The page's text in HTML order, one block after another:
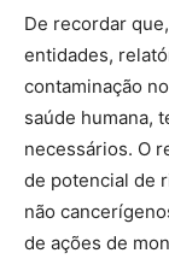
De recordar
entidades,
contaminação
saúde humana,
necessários. O
de potencial de
não
de ações de